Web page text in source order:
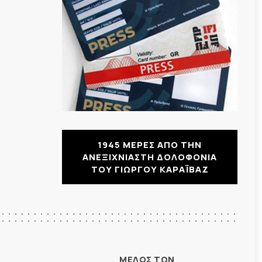
1945 ΜΕΡΕΣ ΑΠΟ ΤΗΝ
ΑΝΕΞΙΧΝΙΑΣΤΗ ΔΟΛΟΦΟΝΙΑ
ΤΟΥ ΓΙΩΡΓΟΥ ΚΑΡΑΪΒΑΖ
ΜΕΛΟΣ ΤΩΝ